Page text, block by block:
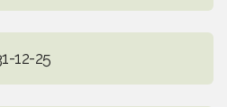
12-25